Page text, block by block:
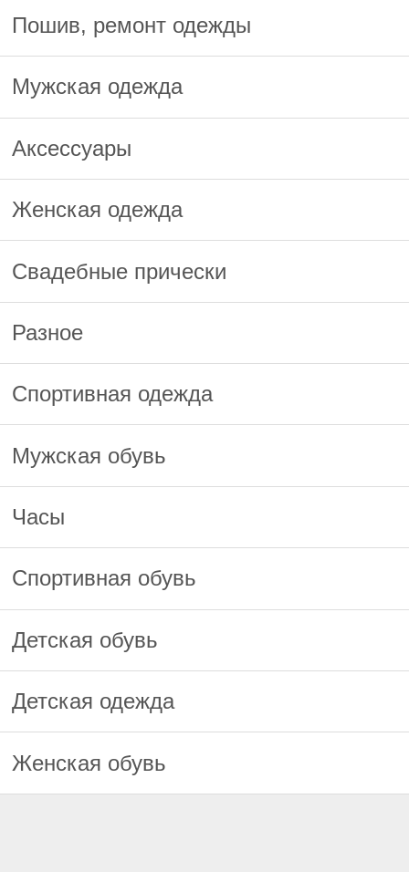
Пошив, ремонт одежды
Мужская одежда
Аксессуары
Женская одежда
Свадебные прически
Разное
Спортивная одежда
Мужская обувь
Часы
Спортивная обувь
Детская обувь
Детская одежда
Женская обувь